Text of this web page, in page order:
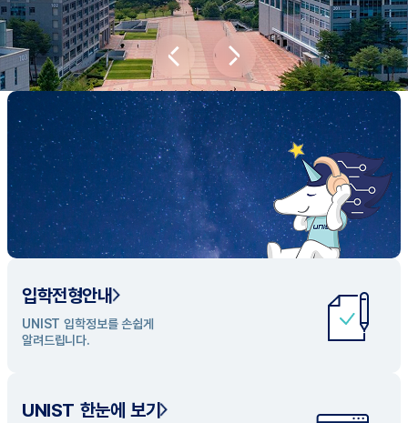
새내기학부에서
전공탐색 프로그램을 통해 나에게 맞는 최
적의 전공을 찾아보세요.
전공탐색 가이드 바로가기
UNIST 학과 소개
UNIST의 개성있는 학과들을
탐색해 보세요
입학전형안내
UNIST 입학정보를 손쉽게
알려드립니다.
UNIST 한눈에 보기